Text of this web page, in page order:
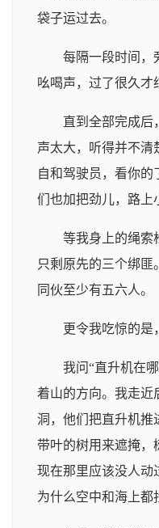
袋子运过去。
每隔一段时间，
吆喝声，过了很久才
直到全部完成后
声太大，听得并不清
自和驾驶员，看你的
们也加把劲儿，路上
等我身上的绳索
只剩原先的三个绑匪
同伙至少有五六人。
更令我吃惊的是
我问“直升机在
着山的方向。我走近
洞，他们把直升机推
带叶的树用来遮掩，
现在那里应该没人动
为什么空中和海上都